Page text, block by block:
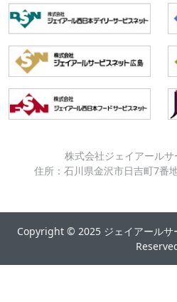
株式会社ジェイアール
住所：石川県金沢市日吉町7番
Copyright © 2025 ジェイアールサ